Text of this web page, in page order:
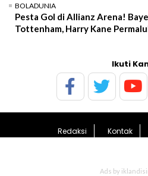
BOLADUNIA
Pesta Gol di Allianz Arena!
Tottenham, Harry Kane
Ikuti
Redaksi Kontak